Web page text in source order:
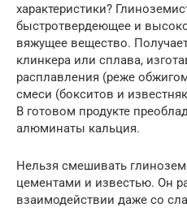
характеристики?
быстротвердеющее и
вяжущее вещество.
клинкера или сплава,
расплавления (реже
смеси (бокситов и
В готовом продукте
алюминаты кальция.
Нельзя смешивать
цементами и известью. Он
взаимодействии даже со